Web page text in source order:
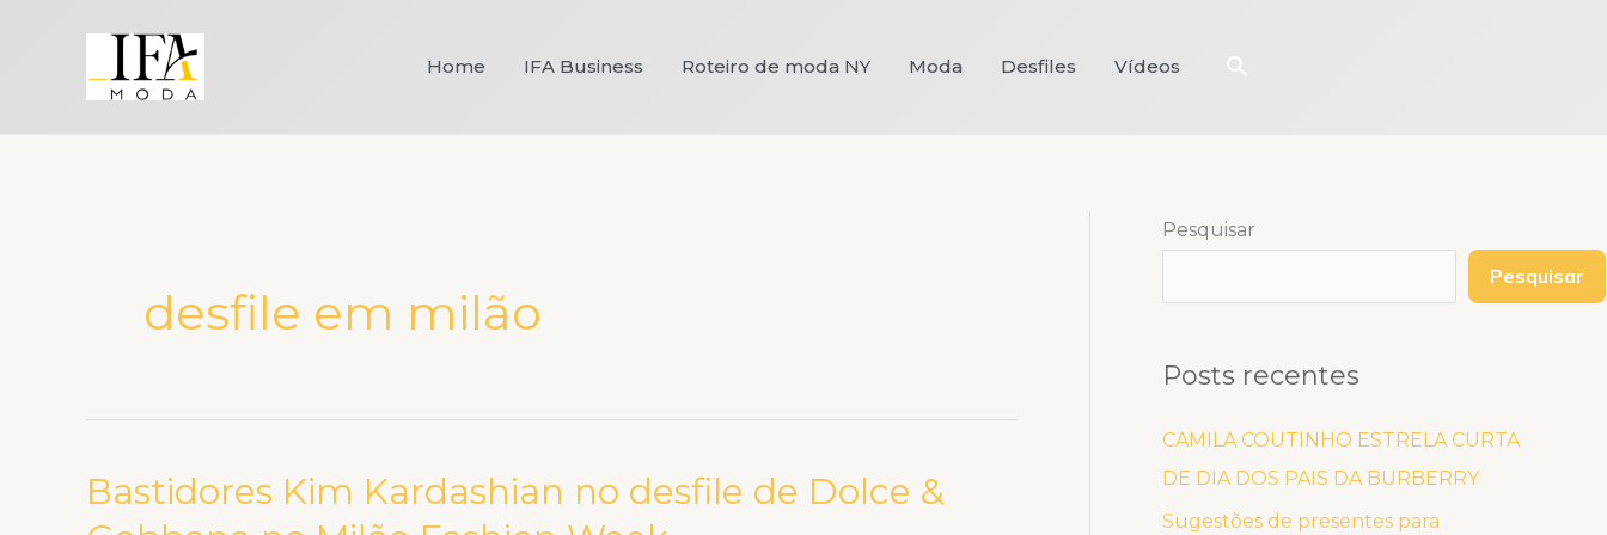
Home IFA Business Roteiro de moda NY Moda Desfiles Vídeos Pesquisar
desfile em milão
Bastidores Kim Kardashian no desfile de Dolce &
Bastidores
Pesquisar
Pesquisar
Posts recentes
CAMILA COUTINHO ESTRELA CURTA
DE DIA DOS PAIS DA BURBERRY
Sugestões de presentes para